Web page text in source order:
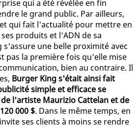
qui a été révélée en fin
le grand public. Par ailleurs,
qui fait l'actualité pour mettre en
produits et l'ADN de sa
s'assure une belle proximité avec
pas la première fois qu'elle mise
bien au contraire. Il
Burger King s'était ainsi fait
simple et efficace se
l'artiste Maurizio Cattelan et de
000 $. Dans le même temps, en
ses clients à moins se rendre